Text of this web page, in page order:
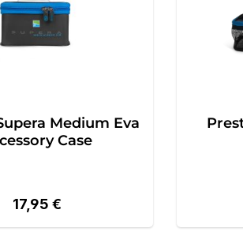
Medium Eva
Case
Regulärer Preis:
17,95 €